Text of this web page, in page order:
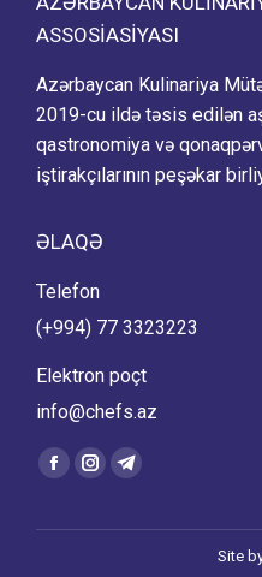
ASSOSIASIYASI
Azərbaycan Kulinariya
2019-cu ildə təsis edilən
qastronomiya və
iştirakçılarının peşəkar
ƏLAQƏ
Telefon
(+994) 77 3323223
Elektron poçt
info@chefs.az
Find us on:
Facebook
Instagram
Telegram
Site